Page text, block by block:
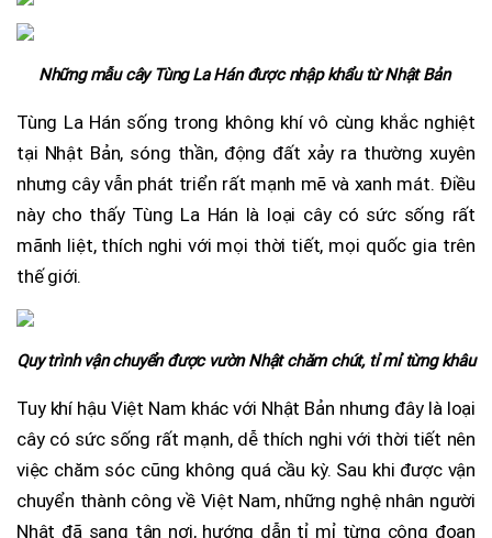
Những mẫu cây Tùng La Hán được nhập khẩu từ Nhật Bản
Tùng La Hán sống trong không khí vô cùng khắc nghiệt
tại Nhật Bản, sóng thần, động đất xảy ra thường xuyên
nhưng cây vẫn phát triển rất mạnh mẽ và xanh mát. Điều
này cho thấy Tùng La Hán là loại cây có sức sống rất
mãnh liệt, thích nghi với mọi thời tiết, mọi quốc gia trên
thế giới.
Quy trình vận chuyển được vườn Nhật chăm chút, tỉ mỉ từng khâu
Tuy khí hậu Việt Nam khác với Nhật Bản nhưng đây là loại
cây có sức sống rất mạnh, dễ thích nghi với thời tiết nên
việc chăm sóc cũng không quá cầu kỳ. Sau khi được vận
chuyển thành công về Việt Nam, những nghệ nhân người
Nhật đã sang tận nơi, hướng dẫn tỉ mỉ từng công đoạn